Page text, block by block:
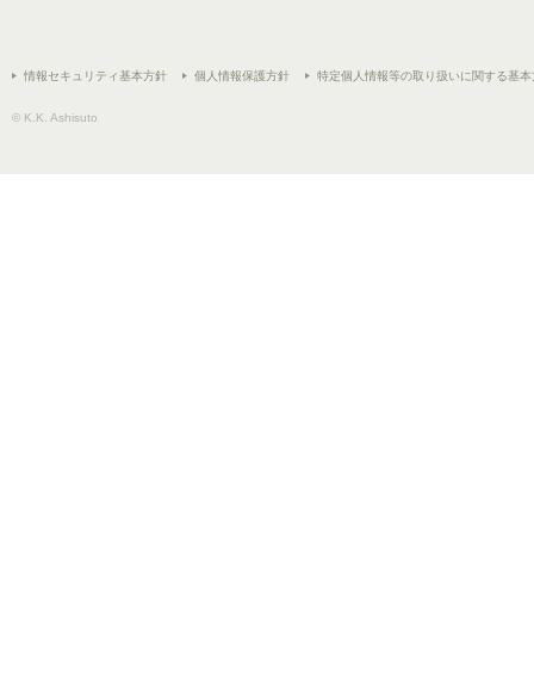
情報セキュリティ基本方針 個人情報保護方針 特定個人情報等の取り扱いに関する基本
© K.K. Ashisuto